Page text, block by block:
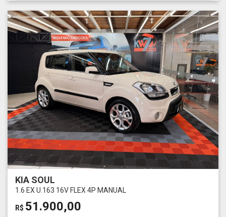
KIA SOUL
1.6 EX U.163 16V FLEX 4P MANUAL
R$ 51.900,00